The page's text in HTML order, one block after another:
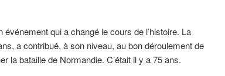
qui a changé le cours de l’histoire. La
a contribué, à son niveau, au bon déroulement de
la bataille de Normandie. C’était il y a 75 ans.